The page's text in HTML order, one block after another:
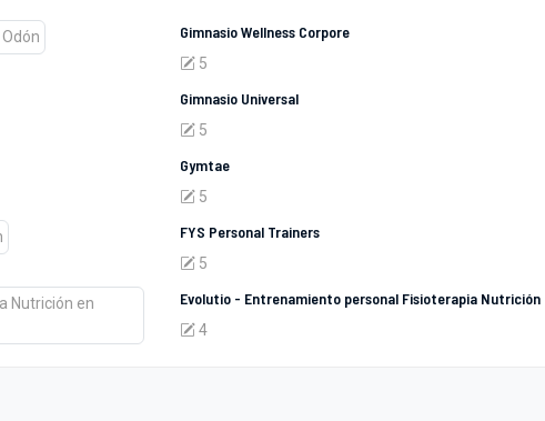
Gimnasio Wellness Corpore
5
Gimnasio Universal
5
Gymtae
5
FYS Personal Trainers
5
Evolutio - Entrenamiento personal Fisioterapia Nutrición
4